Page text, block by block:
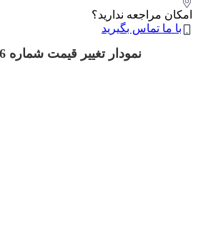
امکان مراجعه ندارید؟
با ما تماس بگیرید
نمودار تغییر قیمت شماره 09124276336